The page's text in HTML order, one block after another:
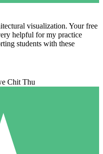
visualization. Your free
helpful for my practice
students with these
Chit Thu